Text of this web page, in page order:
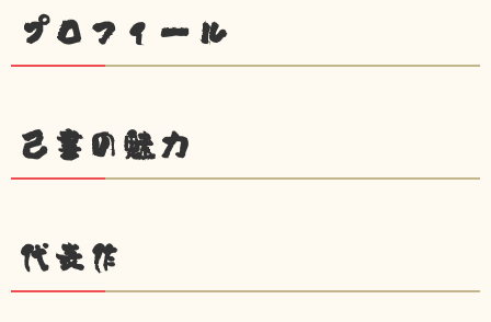
プロフィール
己書の魅力
代表作